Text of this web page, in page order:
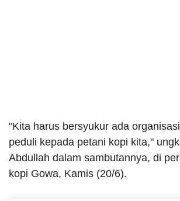
"Kita harus bersyukur ada
peduli kepada petani kopi kita,"
Abdullah dalam sambutannya, di
kopi Gowa, Kamis (20/6).